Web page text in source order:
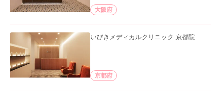
大阪府
いびきメディカルクリニック 京都院
京都府